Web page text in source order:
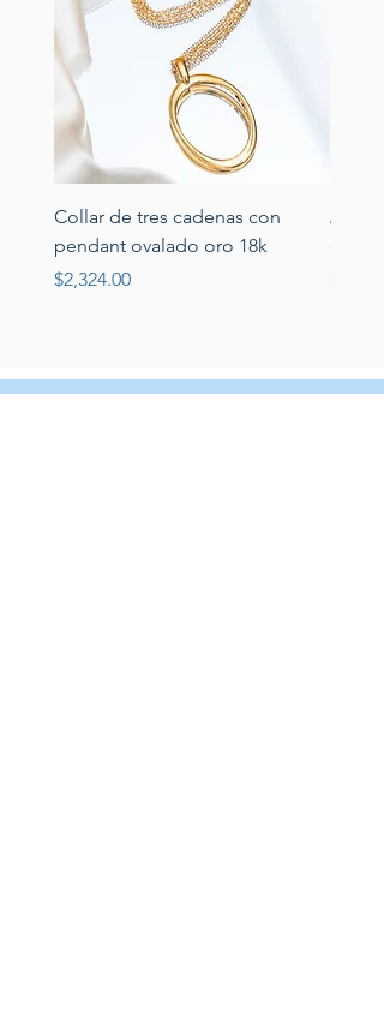
Collar de tres cadenas con
pendant ovalado oro 18k
Price
$2,324.00
Price
$389.00